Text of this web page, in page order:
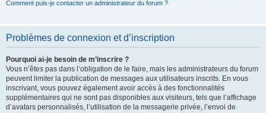
Comment puis-je contacter un administrateur du forum ?
Problèmes de connexion et d’inscription
Pourquoi ai-je besoin de m’inscrire ?
Vous n’êtes pas dans l’obligation de le faire, mais les administrateurs du forum
peuvent limiter la publication de messages aux utilisateurs inscrits. En vous
inscrivant, vous pouvez également avoir accès à des fonctionnalités
supplémentaires qui ne sont pas disponibles aux visiteurs, tels que l’affichage
d’avatars personnalisés, l’utilisation de la messagerie privée, l’envoi de